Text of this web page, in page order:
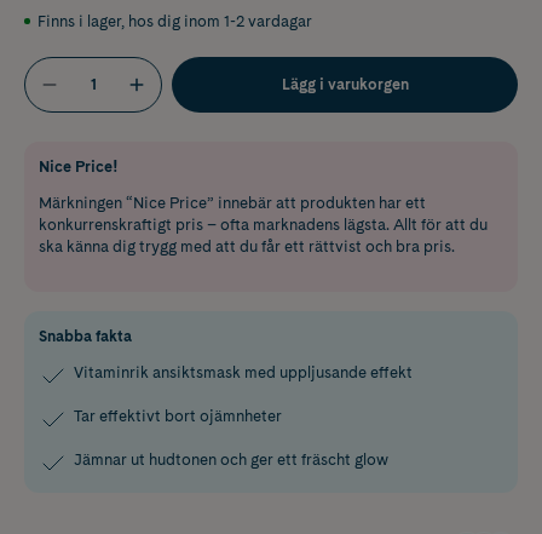
Finns i lager, hos dig inom 1-2 vardagar
Lägg i varukorgen
Nice Price!
Märkningen “Nice Price” innebär att produkten har ett
konkurrenskraftigt pris – ofta marknadens lägsta. Allt för att du
ska känna dig trygg med att du får ett rättvist och bra pris.
Snabba fakta
Vitaminrik ansiktsmask med uppljusande effekt
Tar effektivt bort ojämnheter
Jämnar ut hudtonen och ger ett fräscht glow